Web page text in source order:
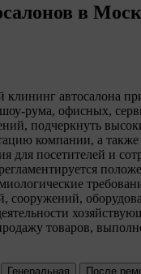
в
автосалона
рума, офисных,
подчеркнуть
компании, а также
для посетителей и
сооружений,
товаров,
Генеральная После